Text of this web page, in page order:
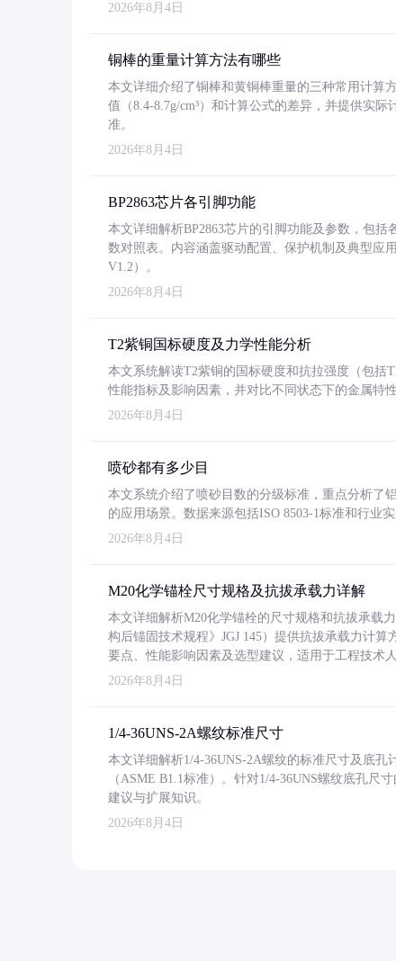
2026年8月4日
铜棒的重量计算方法有哪些
本文详细介绍了铜棒和黄铜棒重量的三种常用计算
值（8.4-8.7g/cm³）和计算公式的差异，并提供实
准。
2026年8月4日
BP2863芯片各引脚功能
本文详细解析BP2863芯片的引脚功能及参数，包
数对照表。内容涵盖驱动配置、保护机制及典型应
V1.2）。
2026年8月4日
T2紫铜国标硬度及力学性能分析
本文系统解读T2紫铜的国标硬度和抗拉强度（包括
性能指标及影响因素，并对比不同状态下的金属特
2026年8月4日
喷砂都有多少目
本文系统介绍了喷砂目数的分级标准，重点分析了
的应用场景。数据来源包括ISO 8503-1标准和行业
2026年8月4日
M20化学锚栓尺寸规格及抗拔承载力详解
本文详细解析M20化学锚栓的尺寸规格和抗拔承载
构后锚固技术规程》JGJ 145）提供抗拔承载力计
要点、性能影响因素及选型建议，适用于工程技术人
2026年8月4日
1/4-36UNS-2A螺纹标准尺寸
本文详细解析1/4-36UNS-2A螺纹的标准尺寸及底
（ASME B1.1标准）。针对1/4-36UNS螺纹底孔
建议与扩展知识。
2026年8月4日